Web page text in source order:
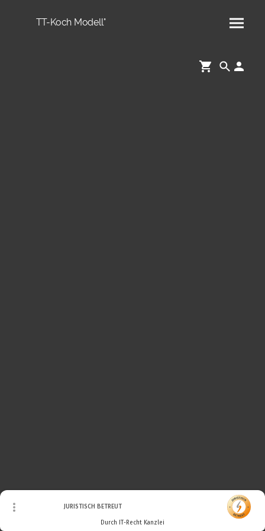
TT-Koch Modell°
JURISTISCH BETREUT
Durch IT-Recht Kanzlei